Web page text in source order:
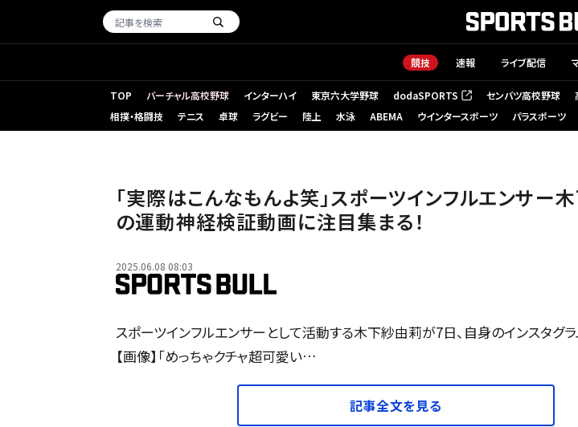
競技 速報 ライブ配信
TOP バーチャル高校野球 インターハイ 東京六大学野球 dodaSPORTS
（新しいタブで開く） センバツ高校野球
相撲・格闘技
テニス 卓球 ラグビー 陸上 水泳 ABEMA ウインタースポーツ パラスポーツ
「実際はこんなもんよ笑」スポーツインフルエンサー
の運動神経検証動画に注目集まる！
2025.06.08 08:03
スポーツインフルエンサーとして活動する木下紗由莉が7日、自身のインスタグラ
【画像】「めっちゃクチャ超可愛い…
記事全文を見る